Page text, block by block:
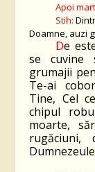
Apoi
Stih:
Doamne, auzi
De
se cuvine
grumajii
Te-ai
Tine, Cel
chipul
moarte,
rugăciuni,